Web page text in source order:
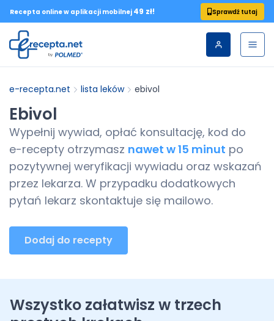
Recepta online w aplikacji mobilnej 49 zł! Sprawdź tutaj
e-recepta.net lista leków ebivol
Ebivol
Wypełnij wywiad, opłać konsultację, kod do
e-recepty otrzymasz nawet w 15 minut po
pozytywnej weryfikacji wywiadu oraz wskazań
przez lekarza. W przypadku dodatkowych
pytań lekarz skontaktuje się mailowo.
Dodaj do recepty
Wszystko załatwisz w trzech